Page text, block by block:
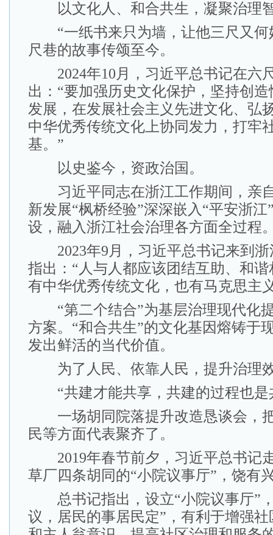
以文化人、和合共生，凝聚治理
“一纸书来只为墙，让他三尺又何
尺巷的故事传颂至今。
2024年10月，习近平总书记在六
出：“要加强历史文化保护，坚持创
发展，在发展社会主义先进文化、弘
中华优秀传统文化上协同发力，打牢
基。”
以史鉴今，资政治国。
习近平同志在浙江工作期间，亲
新发展“枫桥经验”深深嵌入“平安浙江
设，融入浙江社会治理各方面全过程
2023年9月，习近平总书记来到浙
指出：“人与人都应该团结互助、和
有中华优秀传统文化，也有马克思主
“第二个结合”为基层治理现代化
方案。“和合共生”的文化基因熔铸于
发出鲜活的当代价值。
为了人民、依靠人民，提升治理
“共建才能共享，共建的过程也是
一场胡同院落提升改造恳谈会，
民等方面代表聚齐了。
2019年春节前夕，习近平总书记
草厂四条胡同的“小院议事厅”，饶有
总书记指出，设立“小院议事厅”
议，居民的事居民定”，有利于增强